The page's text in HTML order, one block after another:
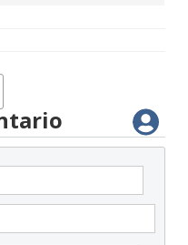
integrado para la gestión
Checklist para evaluar